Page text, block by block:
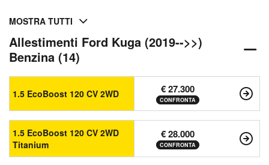
MOSTRA TUTTI
Allestimenti Ford Kuga (2019-->>)
Benzina (14)
1.5 EcoBoost 120 CV 2WD € 27.300
CONFRONTA
1.5 EcoBoost 120 CV 2WD
Titanium
€ 28.000
CONFRONTA